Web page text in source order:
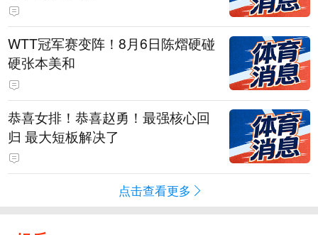
WTT冠军赛变阵！8月6日陈熠硬碰
硬张本美和
恭喜女排！恭喜赵勇！最强核心回
归 最大短板解决了
点击查看更多